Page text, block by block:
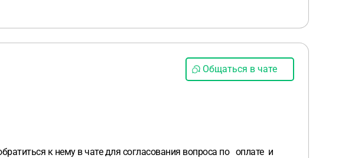
Общаться в чате
к нему в чате для согласования вопроса по оплате и